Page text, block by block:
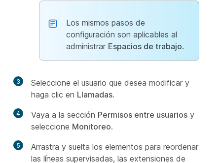
Los mismos pasos de
configuración son aplicables al
administrar Espacios de trabajo.
3
Seleccione el usuario que desea modificar y
haga clic en Llamadas.
4 Vaya a la sección Permisos entre usuarios y
seleccione Monitoreo.
5
Arrastra y suelta los elementos para reordenar
las líneas supervisadas, las extensiones de